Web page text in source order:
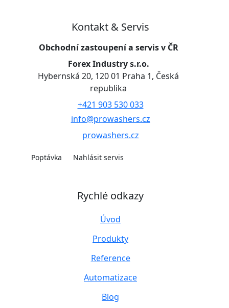
Kontakt & Servis
Obchodní zastoupení a servis v ČR
Forex Industry s.r.o.
Hybernská 20, 120 01 Praha 1, Česká
republika
+421 903 530 033
info@prowashers.cz
prowashers.cz
Poptávka Nahlásit servis
Rychlé odkazy
Úvod
Produkty
Reference
Automatizace
Blog